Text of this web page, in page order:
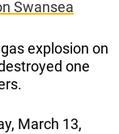
Swansea
explosion on
one
March 13,